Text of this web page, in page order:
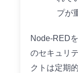
プが
Node-RED
のセキュリ
クトは定期